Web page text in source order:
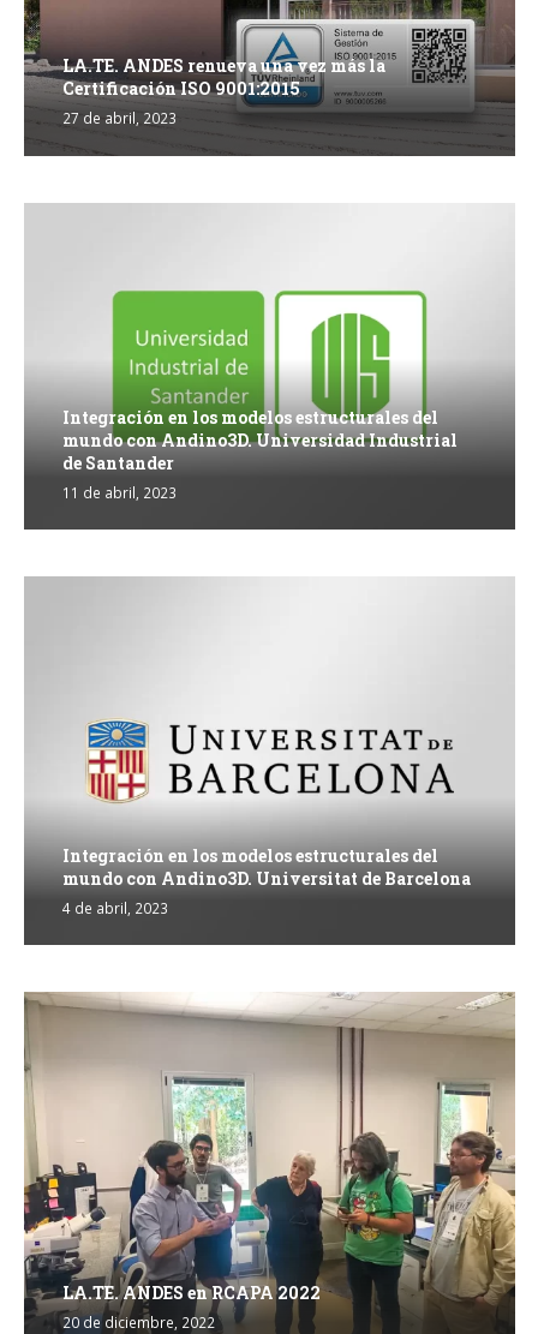
LA.TE. ANDES renueva una vez más la
Certificación ISO 9001:2015
27 de abril, 2023
Integración en los modelos estructurales del
mundo con Andino3D. Universidad Industrial
de Santander
11 de abril, 2023
Integración en los modelos estructurales del
mundo con Andino3D. Universitat de Barcelona
4 de abril, 2023
LA.TE. ANDES en RCAPA 2022
20 de diciembre, 2022